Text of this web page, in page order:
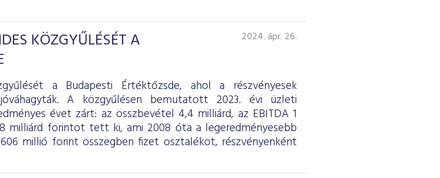
KÖZGYŰLÉSÉT A
2024. ápr. 26.
a Budapesti Értéktőzsde, ahol a részvényesek
A közgyűlésen bemutatott 2023. évi üzleti
évet zárt: az összbevétel 4,4 milliárd, az EBITDA 1
milliárd forintot tett ki, ami 2008 óta a legeredményesebb
millió forint összegben fizet osztalékot, részvényenként